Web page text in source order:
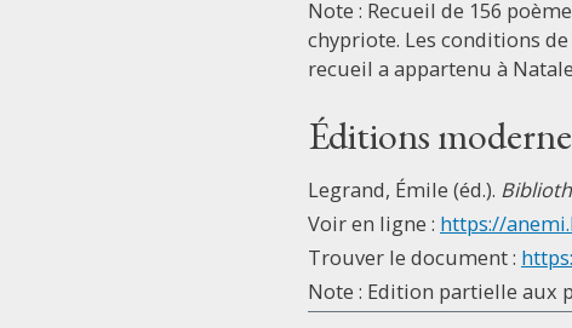
Note : Recueil de 156
chypriote. Les conditions
recueil a appartenu à
Éditions
Legrand, Émile (éd.).
Voir en ligne : https://
Trouver le document :
Note : Edition partielle aux